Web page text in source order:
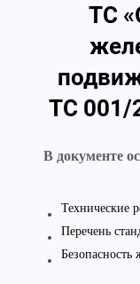
ТС
ТС 001/
В документе
Технические
Перечень
Безопасность